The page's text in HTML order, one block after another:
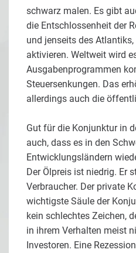
schwarz malen. Es gibt
die Entschlossenheit der
und jenseits des
aktivieren. Weltweit wird
Ausgabenprogrammen
Steuersenkungen. Das
allerdings auch die
Gut für die Konjunktur in
auch, dass es in den
Entwicklungsländern
Der Ölpreis ist niedrig. Er
Verbraucher. Der private
wichtigste Säule der
kein schlechtes Zeichen,
in ihrem Verhalten meist
Investoren. Eine